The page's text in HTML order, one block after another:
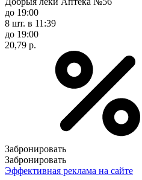
до 19:00
8 шт. в 11:39
до 19:00
20,79 р.
Забронировать
Забронировать
Эффективная реклама на сайте